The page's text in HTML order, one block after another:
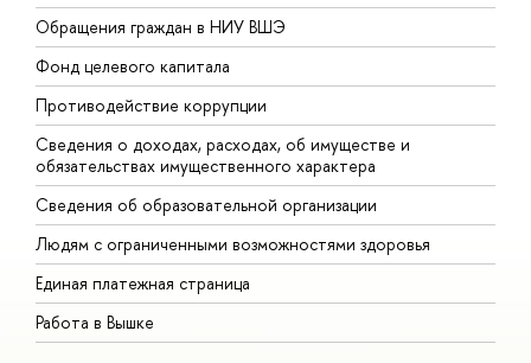
Обращения граждан в НИУ ВШЭ
Фонд целевого капитала
Противодействие коррупции
Сведения о доходах, расходах, об имуществе и
обязательствах имущественного характера
Сведения об образовательной организации
Людям с ограниченными возможностями здоровья
Единая платежная страница
Работа в Вышке